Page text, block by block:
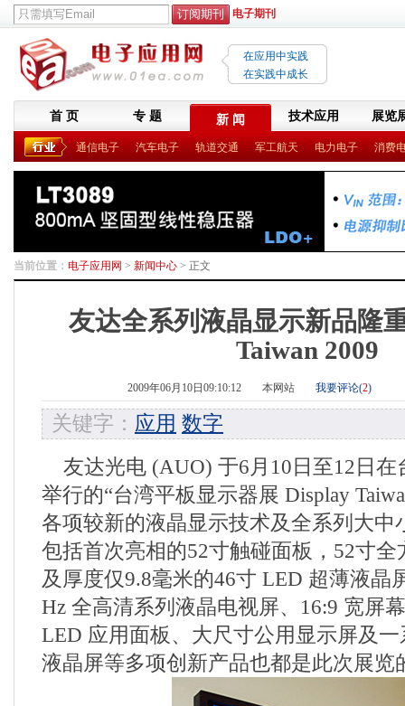
电子期刊
在应用中实践
在实践中成长
首 页 专 题 新 闻 技术应用 展览
通信电子 汽车电子 轨道交通 军工航天 电力电子 消费
当前位置： 电子应用网 > 新闻中心 > 正文
友达全系列液晶显示新品隆
Taiwan 2009
2009年06月10日09:10:12 本网站 我要评论(2)
关键字： 应用 数字
友达光电 (AUO) 于6月10日至12日在
举行的“台湾平板显示器展 Display
各项较新的液晶显示技术及全系列大中
包括首次亮相的52寸触碰面板，52寸
及厚度仅9.8毫米的46寸 LED 超薄液晶
Hz 全高清系列液晶电视屏、16:9 宽屏
LED 应用面板、大尺寸公用显示屏及
液晶屏等多项创新产品也都是此次展览